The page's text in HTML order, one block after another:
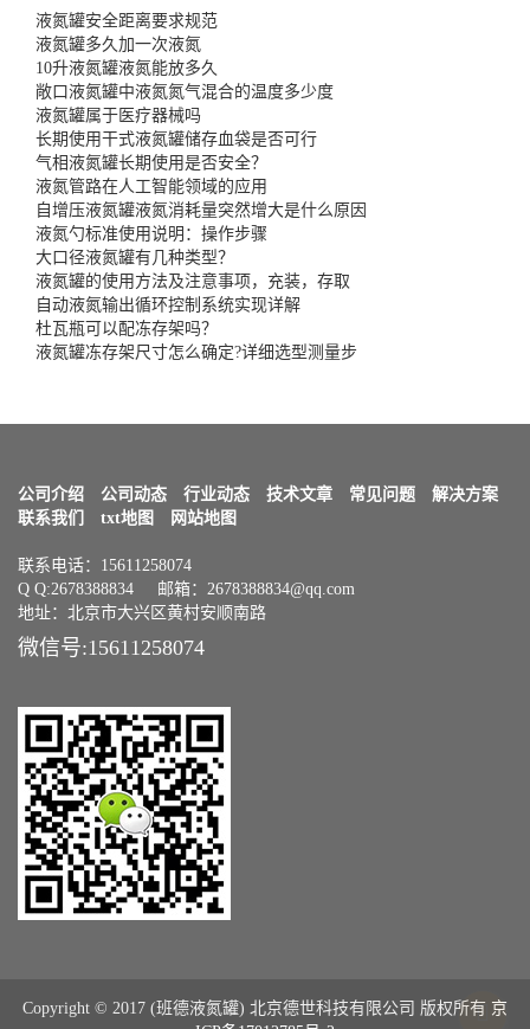
液氮罐安全距离要求规范
液氮罐多久加一次液氮
10升液氮罐液氮能放多久
敞口液氮罐中液氮氮气混合的温度多少度
液氮罐属于医疗器械吗
长期使用干式液氮罐储存血袋是否可行
气相液氮罐长期使用是否安全？
液氮管路在人工智能领域的应用
自增压液氮罐液氮消耗量突然增大是什么原因
液氮勺标准使用说明：操作步骤
大口径液氮罐有几种类型？
液氮罐的使用方法及注意事项，充装，存取
自动液氮输出循环控制系统实现详解
杜瓦瓶可以配冻存架吗？
液氮罐冻存架尺寸怎么确定?详细选型测量步
公司介绍 公司动态 行业动态 技术文章 常见问题
解决方案
联系我们
txt地图 网站地图
联系电话：15611258074
Q Q:2678388834 邮箱：2678388834@qq.com
地址：北京市大兴区黄村安顺南路
微信号:15611258074
Copyright © 2017 (班德液氮罐) 北京德世科技有限公司 版权所有 京